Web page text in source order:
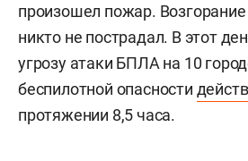
произошел пожар.
никто не пострадал. В этот
угрозу атаки БПЛА на 10
беспилотной опасности
протяжении 8,5 часа.